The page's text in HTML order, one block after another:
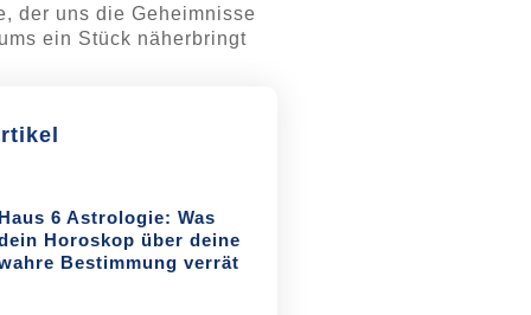
der uns die Geheimnisse
ein Stück näherbringt
Haus 6 Astrologie: Was
Horoskop über deine
Bestimmung verrät